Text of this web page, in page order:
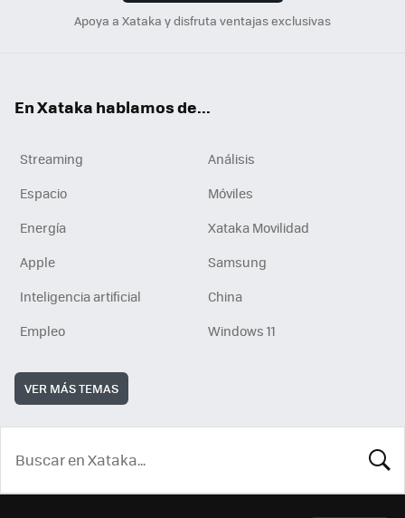
Apoya a Xataka y disfruta ventajas exclusivas
En Xataka hablamos de...
Streaming
Análisis
Espacio
Móviles
Energía
Xataka Movilidad
Apple
Samsung
Inteligencia artificial
China
Empleo
Windows 11
VER MÁS TEMAS